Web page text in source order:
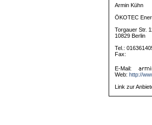
Armin Kühn
ÖKOTEC
Torgauer Str.
10829 Berlin
Tel.:
Fax:
E-Mail:
Web: http://
Link zur